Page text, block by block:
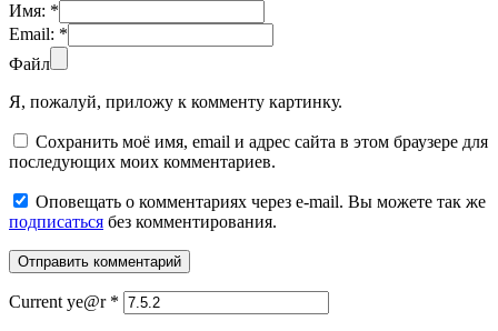
Имя: *
Email: *
Файл
Я, пожалуй, приложу к комменту картинку.
Сохранить моё имя, email и адрес сайта в этом браузере для
последующих моих комментариев.
Оповещать о комментариях через e-mail. Вы можете так же
подписаться без комментирования.
Current ye@r *